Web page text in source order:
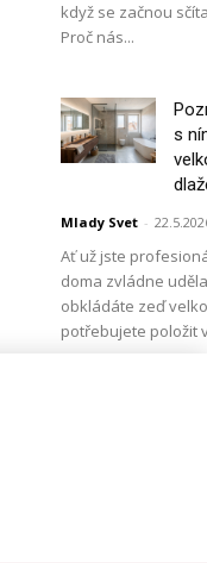
když se začnou
Proč nás...
s
Mlady Svet -
Ať už jste
doma zvládne
obkládáte zeď
potřebujete položit